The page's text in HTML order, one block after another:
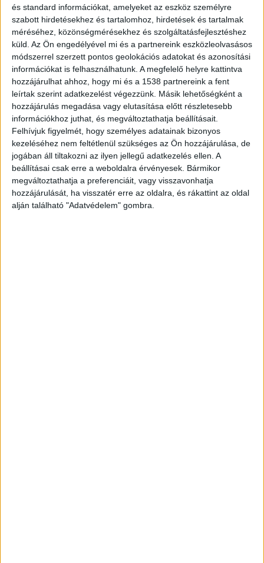
és standard információkat, amelyeket az eszköz személyre
szabott hirdetésekhez és tartalomhoz, hirdetések és tartalmak
méréséhez, közönségmérésekhez és szolgáltatásfejlesztéshez
küld. Az Ön engedélyével mi és a partnereink eszközleolvasásos
módszerrel szerzett pontos geolokációs adatokat és azonosítási
információkat is felhasználhatunk. A megfelelő helyre kattintva
hozzájárulhat ahhoz, hogy mi és a 1538 partnereink a fent
leírtak szerint adatkezelést végezzünk. Másik lehetőségként a
hozzájárulás megadása vagy elutasítása előtt részletesebb
információkhoz juthat, és megváltoztathatja beállításait.
Felhívjuk figyelmét, hogy személyes adatainak bizonyos
kezeléséhez nem feltétlenül szükséges az Ön hozzájárulása, de
jogában áll tiltakozni az ilyen jellegű adatkezelés ellen. A
beállításai csak erre a weboldalra érvényesek. Bármikor
megváltoztathatja a preferenciáit, vagy visszavonhatja
hozzájárulását, ha visszatér erre az oldalra, és rákattint az oldal
alján található "Adatvédelem" gombra.
Három katasztrófavédelmi osztály
A Katasztrófavédelem Magyarország valamennyi
települését három katasztrófavédelmi osztályba
sorolják. I. a legveszélyesebb, II. Közepes és III.
veszélyes, de könnyen kezelhető kategóriákba. A
besorolási eredményeket mind a természeti,
mind az épített környezet dinamikus változása
miatt évenként felülvizsgálják.A Budapest és
Környéke hírportál legfrissebb híreit ide
kattintva éred el! A Facebookon már 252 ezernél
is többen követnek minket.